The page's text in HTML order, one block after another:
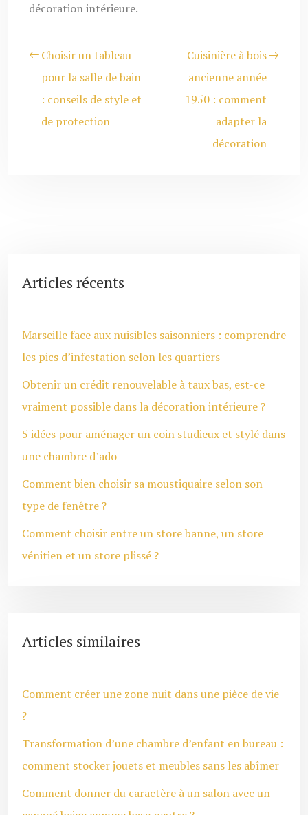
décoration intérieure.
Choisir un tableau
pour la salle de bain
: conseils de style et
de protection
Cuisinière à bois
ancienne année
1950 : comment
adapter la
décoration
Articles récents
Marseille face aux nuisibles saisonniers : comprendre
les pics d’infestation selon les quartiers
Obtenir un crédit renouvelable à taux bas, est-ce
vraiment possible dans la décoration intérieure ?
5 idées pour aménager un coin studieux et stylé dans
une chambre d’ado
Comment bien choisir sa moustiquaire selon son
type de fenêtre ?
Comment choisir entre un store banne, un store
vénitien et un store plissé ?
Articles similaires
Comment créer une zone nuit dans une pièce de vie
?
Transformation d’une chambre d’enfant en bureau :
comment stocker jouets et meubles sans les abîmer
Comment donner du caractère à un salon avec un